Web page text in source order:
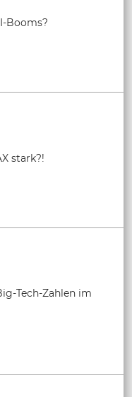
Booms?
stark?!
Tech-Zahlen im